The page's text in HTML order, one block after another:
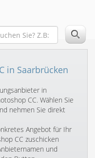
in Saarbrücken
in
CC. Wählen Sie
nehmen Sie direkt
Angebot für Ihr
CC zuschicken
und